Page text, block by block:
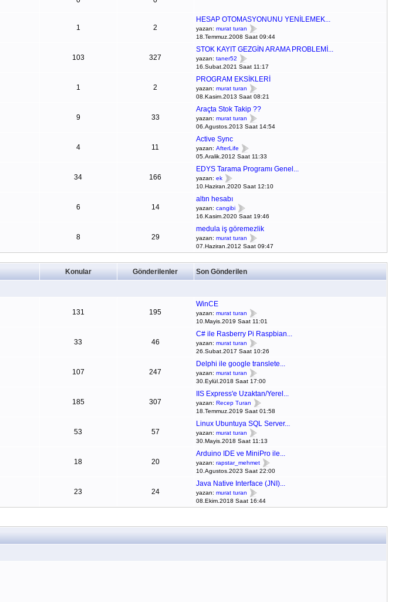
1 2
HESAP OTOMASYONUNU YENİLEMEK...
yazan: murat turan
18.Temmuz.2008 Saat 09:44
103 327
STOK KAYIT GEZGİN ARAMA PROBLEMİ...
yazan: taner52
16.Subat.2021 Saat 11:17
1 2
PROGRAM EKSİKLERİ
yazan: murat turan
08.Kasim.2013 Saat 08:21
9 33
Araçta Stok Takip ??
yazan: murat turan
06.Agustos.2013 Saat 14:54
4 11
Active Sync
yazan: AfterLife
05.Aralik.2012 Saat 11:33
34 166
EDYS Tarama Programı Genel...
yazan: ek
10.Haziran.2020 Saat 12:10
6 14
altın hesabı
yazan: cangibi
16.Kasim.2020 Saat 19:46
8 29
medula iş göremezlik
yazan: murat turan
07.Haziran.2012 Saat 09:47
Konular Gönderilenler Son Gönderilen
131 195
WinCE
yazan: murat turan
10.Mayis.2019 Saat 11:01
33 46
C# ile Rasberry Pi Raspbian...
yazan: murat turan
26.Subat.2017 Saat 10:26
107 247
Delphi ile google translete...
yazan: murat turan
30.Eylül.2018 Saat 17:00
185 307
IIS Express'e Uzaktan/Yerel...
yazan: Recep Turan
18.Temmuz.2019 Saat 01:58
53 57
Linux Ubuntuya SQL Server...
yazan: murat turan
30.Mayis.2018 Saat 11:13
18 20
Arduino IDE ve MiniPro ile...
yazan: rapstar_mehmet
10.Agustos.2023 Saat 22:00
23 24
Java Native Interface (JNI)...
yazan: murat turan
08.Ekim.2018 Saat 16:44